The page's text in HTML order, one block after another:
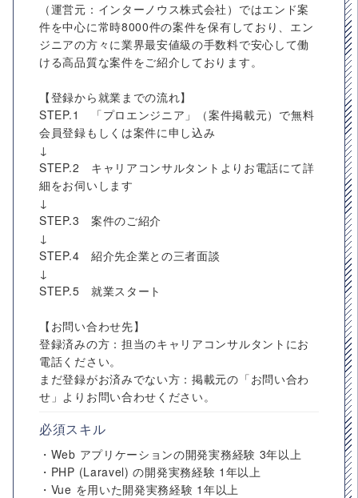
（運営元：インターノウス株式会社）ではエンド案
件を中心に常時8000件の案件を保有しており、エン
ジニアの方々に業界最安値級の手数料で安心して働
ける高品質な案件をご紹介しております。
【登録から就業までの流れ】
STEP.1 「プロエンジニア」（案件掲載元）で無料
会員登録もしくは案件に申し込み
↓
STEP.2 キャリアコンサルタントよりお電話にて詳
細をお伺いします
↓
STEP.3 案件のご紹介
↓
STEP.4 紹介先企業との三者面談
↓
STEP.5 就業スタート
【お問い合わせ先】
登録済みの方：担当のキャリアコンサルタントにお
電話ください。
まだ登録がお済みでない方：掲載元の「お問い合わ
せ」よりお問い合わせください。
必須スキル
・Web アプリケーションの開発実務経験 3年以上
・PHP (Laravel) の開発実務経験 1年以上
・Vue を用いた開発実務経験 1年以上